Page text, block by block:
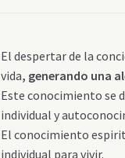
El despertar de la
vida, generando una
Este conocimiento se
individual y
El conocimiento
individual para vivir.